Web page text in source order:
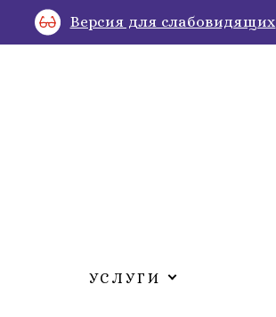
Версия для слабовидящих
УСЛУГИ